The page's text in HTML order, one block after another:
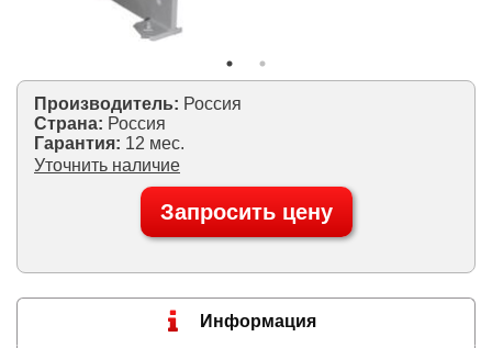
Производитель: Россия
Страна: Россия
Гарантия: 12 мес.
Уточнить наличие
Запросить цену
Информация